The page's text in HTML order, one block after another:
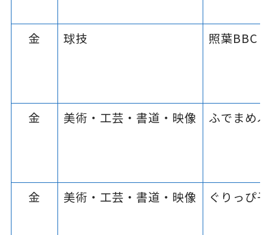
金 球技 照葉BBC
金 美術・工芸・書道・映像 ふでまめ
金 美術・工芸・書道・映像 ぐりっぴ